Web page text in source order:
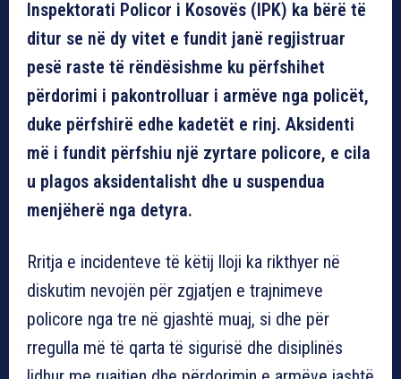
Inspektorati Policor i Kosovës (IPK) ka bërë të
ditur se në dy vitet e fundit janë regjistruar
pesë raste të rëndësishme ku përfshihet
përdorimi i pakontrolluar i armëve nga policët,
duke përfshirë edhe kadetët e rinj. Aksidenti
më i fundit përfshiu një zyrtare policore, e cila
u plagos aksidentalisht dhe u suspendua
menjëherë nga detyra.
Rritja e incidenteve të këtij lloji ka rikthyer në
diskutim nevojën për zgjatjen e trajnimeve
policore nga tre në gjashtë muaj, si dhe për
rregulla më të qarta të sigurisë dhe disiplinës